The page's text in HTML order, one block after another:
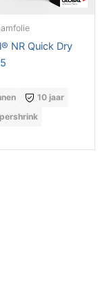
NR Quick Dry
10 jaar